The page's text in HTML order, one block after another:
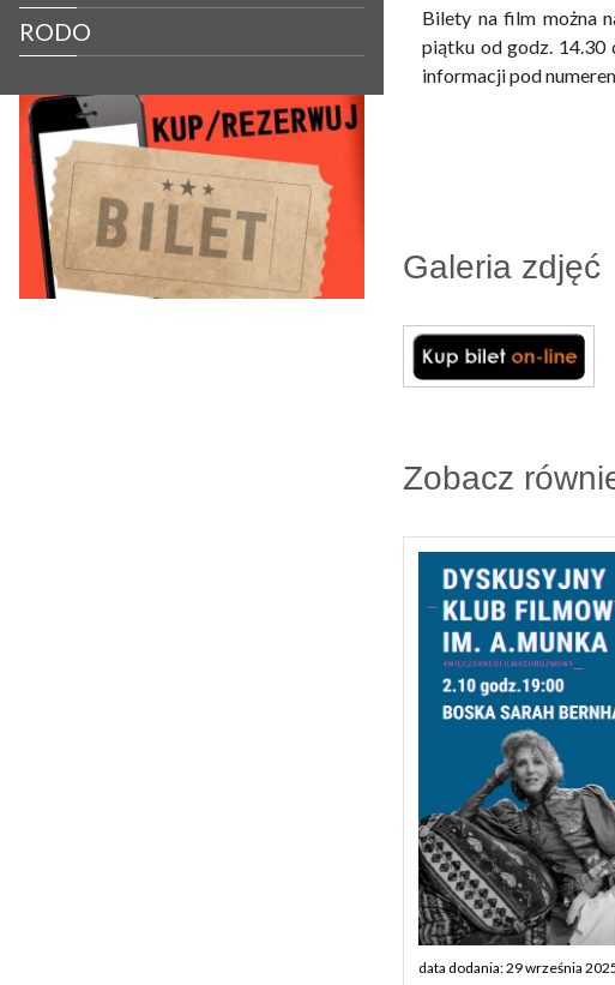
RODO
Bilety na film można
piątku od godz. 14.30
informacji pod
Galeria zdjęć
Zobacz
data dodania: 29 września